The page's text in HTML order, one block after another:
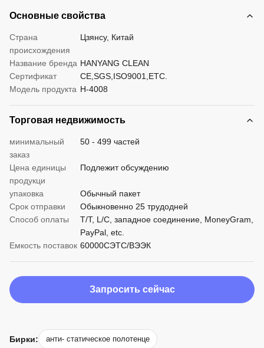
Основные свойства
Страна
происхождения
Цзянсу, Китай
Название бренда HANYANG CLEAN
Сертификат
CE,SGS,ISO9001,ETC.
Модель продукта H-4008
Торговая недвижимость
минимальный
заказ
50 - 499 частей
Цена единицы
продукци
Подлежит обсуждению
упаковка
Обычный пакет
Срок отправки
Обыкновенно 25 трудодней
Способ оплаты
T/T, L/C, западное соединение, MoneyGram,
PayPal, etc.
Емкость поставок 60000СЭТС/ВЭЭК
Запросить сейчас
Бирки: анти- статическое полотенце